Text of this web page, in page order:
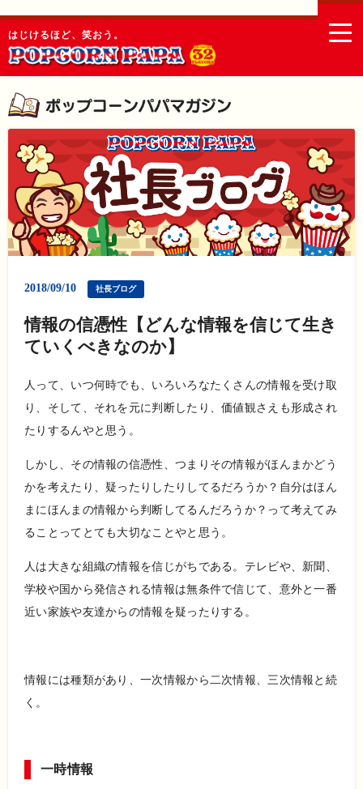
はじけるほど、笑おう。
2018/09/10 社長ブログ
情報の信憑性【どんな情報を信じて生き
ていくべきなのか】
人って、いつ何時でも、いろいろなたくさんの情報を受け取
り、そして、それを元に判断したり、価値観さえも形成され
たりするんやと思う。
しかし、その情報の信憑性、つまりその情報がほんまかどう
かを考えたり、疑ったりしたりしてるだろうか？自分はほん
まにほんまの情報から判断してるんだろうか？って考えてみ
ることってとても大切なことやと思う。
人は大きな組織の情報を信じがちである。テレビや、新聞、
学校や国から発信される情報は無条件で信じて、意外と一番
近い家族や友達からの情報を疑ったりする。
情報には種類があり、一次情報から二次情報、三次情報と続
く。
一時情報